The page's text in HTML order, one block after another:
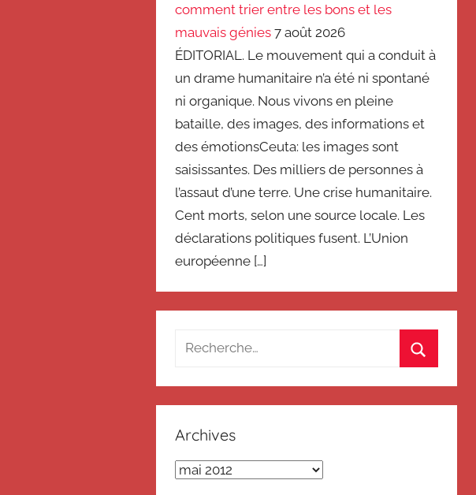
comment trier entre les bons et les
mauvais génies 7 août 2026
ÉDITORIAL. Le mouvement qui a conduit à
un drame humanitaire n’a été ni spontané
ni organique. Nous vivons en pleine
bataille, des images, des informations et
des émotionsCeuta: les images sont
saisissantes. Des milliers de personnes à
l’assaut d’une terre. Une crise humanitaire.
Cent morts, selon une source locale. Les
déclarations politiques fusent. L’Union
européenne […]
Recherche
:
Archives
Archives